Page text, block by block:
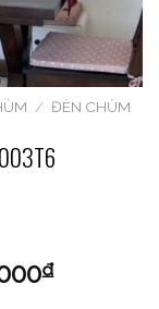
/ ĐÈN CHÙM
₫